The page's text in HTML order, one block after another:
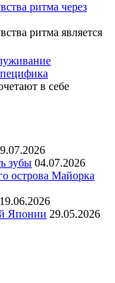
ритма через
ритма является
в себе
зубы 04.07.2026
острова Майорка
19.06.2026
Японии 29.05.2026